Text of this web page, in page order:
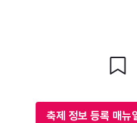
축제 정보 등록 매뉴